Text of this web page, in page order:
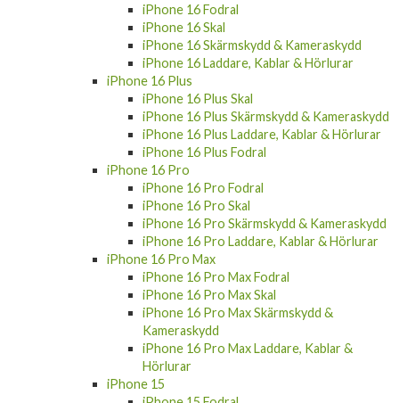
iPhone 16 Fodral
iPhone 16 Skal
iPhone 16 Skärmskydd & Kameraskydd
iPhone 16 Laddare, Kablar & Hörlurar
iPhone 16 Plus
iPhone 16 Plus Skal
iPhone 16 Plus Skärmskydd & Kameraskydd
iPhone 16 Plus Laddare, Kablar & Hörlurar
iPhone 16 Plus Fodral
iPhone 16 Pro
iPhone 16 Pro Fodral
iPhone 16 Pro Skal
iPhone 16 Pro Skärmskydd & Kameraskydd
iPhone 16 Pro Laddare, Kablar & Hörlurar
iPhone 16 Pro Max
iPhone 16 Pro Max Fodral
iPhone 16 Pro Max Skal
iPhone 16 Pro Max Skärmskydd &
Kameraskydd
iPhone 16 Pro Max Laddare, Kablar &
Hörlurar
iPhone 15